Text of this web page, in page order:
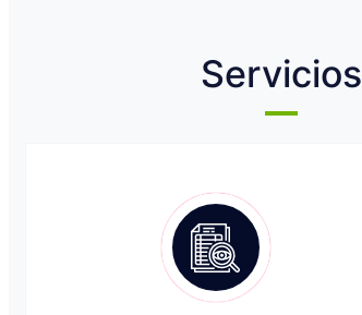
Servicios